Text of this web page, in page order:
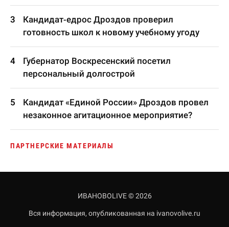
Кандидат-едрос Дроздов проверил
готовность школ к новому учебному угоду
Губернатор Воскресенский посетил
персональный долгострой
Кандидат «Единой России» Дроздов провел
незаконное агитационное мероприятие?
ПАРТНЕРСКИЕ МАТЕРИАЛЫ
ИВАНОВОLIVE © 2026
Вся информация, опубликованная на ivanovolive.ru